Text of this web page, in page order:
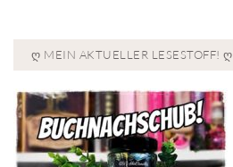
Ღ MEIN AKTUELLER LESESTOFF! Ღ